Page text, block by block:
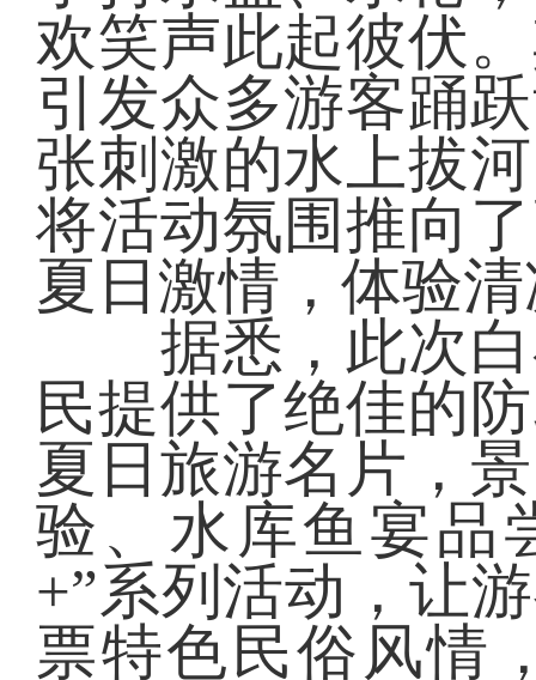
欢笑声此起彼伏
引发众多游客踊
张刺激的水上拔
将活动氛围推向
夏日激情，体验
据悉，此次白
民提供了绝佳的
夏日旅游名片，
验、水库鱼宴品
+”系列活动，让
票特色民俗风情